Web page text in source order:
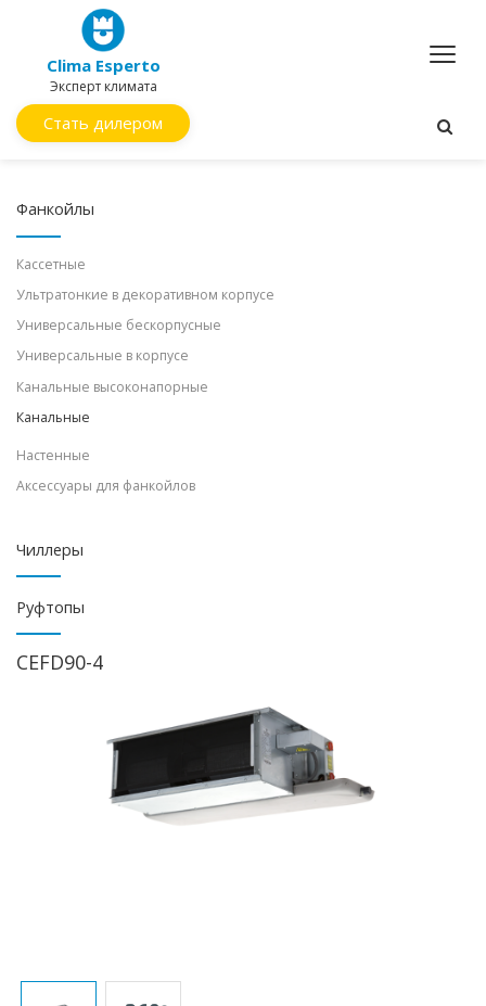
Clima Esperto
Эксперт климата
Стать дилером
Фанкойлы
Кассетные
Ультратонкие в декоративном корпусе
Универсальные бескорпусные
Универсальные в корпусе
Канальные высоконапорные
Канальные
Настенные
Аксессуары для фанкойлов
Чиллеры
Руфтопы
CEFD90-4